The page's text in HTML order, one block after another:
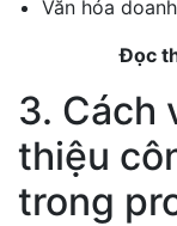
Văn hóa
Đọc
3. Cách
thiệu
trong